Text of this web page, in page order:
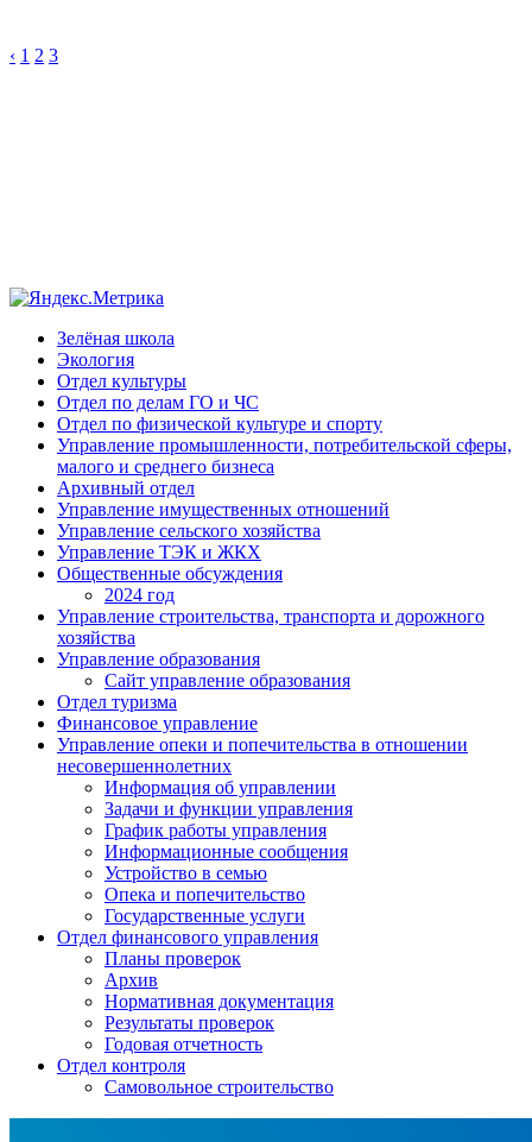
‹ 1 2 3
Зелёная школа
Экология
Отдел культуры
Отдел по делам ГО и ЧС
Отдел по физической культуре и спорту
Управление промышленности, потребительской сферы,
малого и среднего бизнеса
Архивный отдел
Управление имущественных отношений
Управление сельского хозяйства
Управление ТЭК и ЖКХ
Общественные обсуждения
2024 год
Управление строительства, транспорта и дорожного
хозяйства
Управление образования
Сайт управление образования
Отдел туризма
Финансовое управление
Управление опеки и попечительства в отношении
несовершеннолетних
Информация об управлении
Задачи и функции управления
График работы управления
Информационные сообщения
Устройство в семью
Опека и попечительство
Государственные услуги
Отдел финансового управления
Планы проверок
Архив
Нормативная документация
Результаты проверок
Годовая отчетность
Отдел контроля
Самовольное строительство